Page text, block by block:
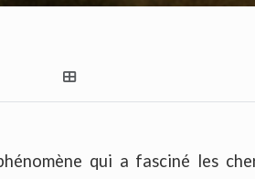
qui a fasciné les